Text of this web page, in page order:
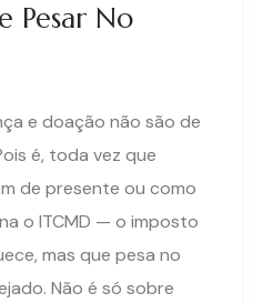
Pesar No
e doação não são de
é, toda vez que
de presente ou como
o ITCMD — o imposto
mas que pesa no
Não é só sobre